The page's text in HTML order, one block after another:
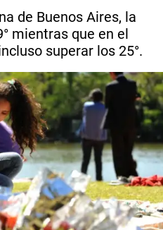
de Buenos Aires, la
mientras que en el
superar los 25°.